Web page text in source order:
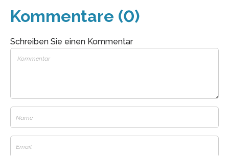
Kommentare (0)
Schreiben Sie einen Kommentar